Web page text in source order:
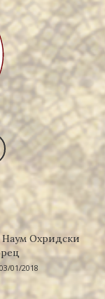
Охридски
03/01/2018